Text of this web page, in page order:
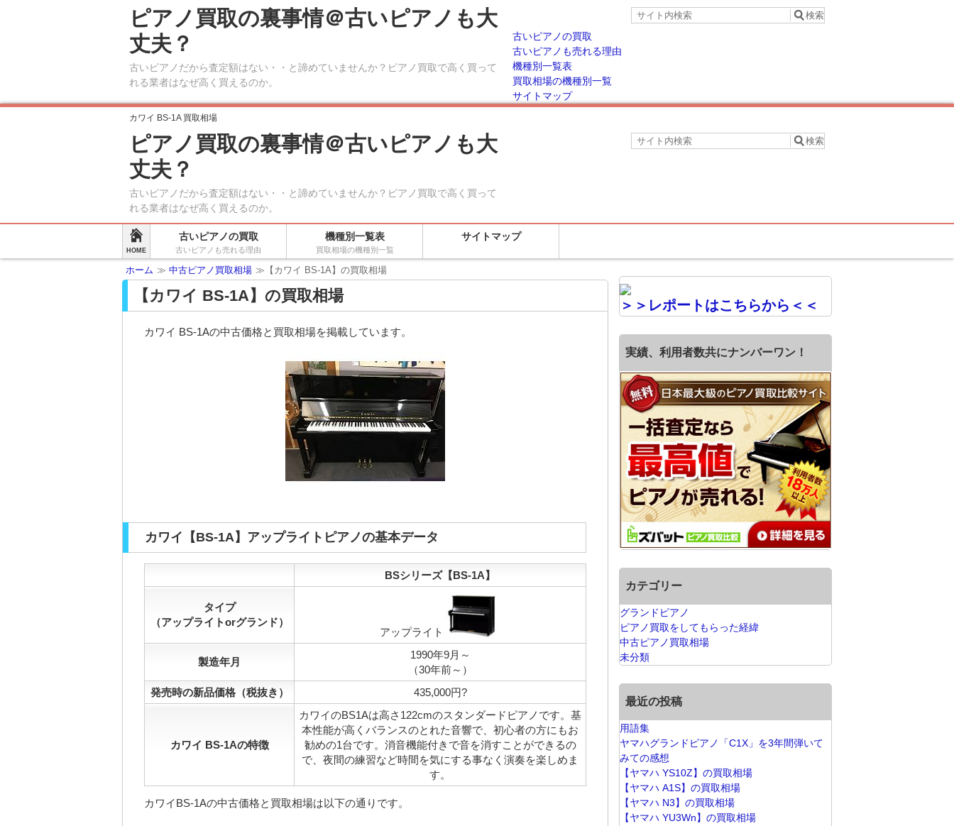
ピアノ買取の裏事情＠古いピアノも大
丈夫？
古いピアノだから査定額はない・・と諦めていませんか？ピアノ買取で高く買って
れる業者はなぜ高く買えるのか。
古いピアノの買取
古いピアノも売れる理由
機種別一覧表
買取相場の機種別一覧
サイトマップ
カワイ BS-1A 買取相場
ピアノ買取の裏事情＠古いピアノも大
丈夫？
古いピアノだから査定額はない・・と諦めていませんか？ピアノ買取で高く買って
れる業者はなぜ高く買えるのか。
HOME
古いピアノの買取
古いピアノも売れる理由
機種別一覧表
買取相場の機種別一覧
サイトマップ
ホーム ≫ 中古ピアノ買取相場 ≫【カワイ BS-1A】の買取相場
【カワイ BS-1A】の買取相場
カワイ BS-1Aの中古価格と買取相場を掲載しています。
カワイ【BS-1A】アップライトピアノの基本データ
BSシリーズ【BS-1A】
タイプ
（アップライトorグランド）
アップライト
製造年月
1990年9月～
（30年前～）
発売時の新品価格（税抜き）
435,000円?
カワイ BS-1Aの特徴
カワイのBS1Aは高さ122cmのスタンダードピアノです。基
本性能が高くバランスのとれた音響で、初心者の方にもお
勧めの1台です。消音機能付きで音を消すことができるの
で、夜間の練習など時間を気にする事なく演奏を楽しめま
す。
カワイBS-1Aの中古価格と買取相場は以下の通りです。
＞＞レポートはこちらから＜＜
実績、利用者数共にナンバーワン！
カテゴリー
グランドピアノ
ピアノ買取をしてもらった経緯
中古ピアノ買取相場
未分類
最近の投稿
用語集
ヤマハグランドピアノ「C1X」を3年間弾いて
みての感想
【ヤマハ YS10Z】の買取相場
【ヤマハ A1S】の買取相場
【ヤマハ N3】の買取相場
【ヤマハ YU3Wn】の買取相場